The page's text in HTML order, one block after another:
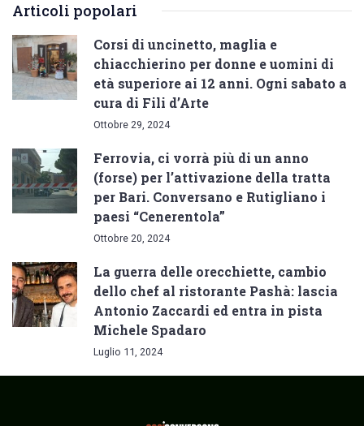
Articoli popolari
Corsi di uncinetto, maglia e
chiacchierino per donne e uomini di
età superiore ai 12 anni. Ogni sabato a
cura di Fili d’Arte
Ottobre 29, 2024
Ferrovia, ci vorrà più di un anno
(forse) per l’attivazione della tratta
per Bari. Conversano e Rutigliano i
paesi “Cenerentola”
Ottobre 20, 2024
La guerra delle orecchiette, cambio
dello chef al ristorante Pashà: lascia
Antonio Zaccardi ed entra in pista
Michele Spadaro
Luglio 11, 2024